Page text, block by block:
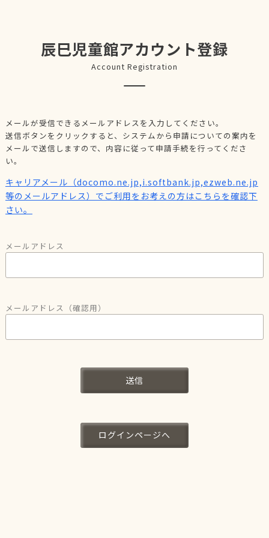
辰巳児童館アカウント登録
Account Registration
メールが受信できるメールアドレスを入力してください。
送信ボタンをクリックすると、システムから申請についての案内を
メールで送信しますので、内容に従って申請手続を行ってくださ
い。
キャリアメール（docomo.ne.jp,i.softbank.jp,ezweb.ne.jp
等のメールアドレス）でご利用をお考えの方はこちらを確認下
さい。
メールアドレス
メールアドレス（確認用）
送信
ログインページへ